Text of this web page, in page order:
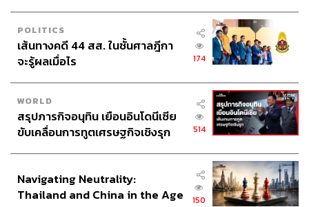
POLITICS
เส้นทางคดี 44 สส. ในชั้นศาลฎีกา
จะรู้ผลเมื่อไร
174
WORLD
สรุปภารกิจอนุทิน เยือนอินโดนีเซีย
ขับเคลื่อนการทูตเศรษฐกิจเชิงรุก
514
Navigating Neutrality:
Thailand and China in the Age
150